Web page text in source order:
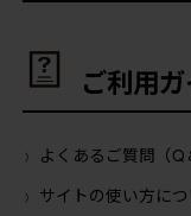
ご利用
よくあるご質問（Q
サイトの使い方に